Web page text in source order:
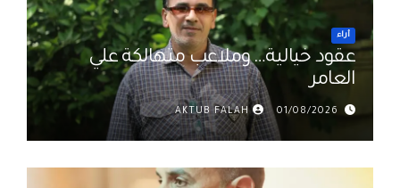
أراء
عقود خيالية… وملاعب متهالكة علي
العامر
01/08/2026
AKTUB FALAH